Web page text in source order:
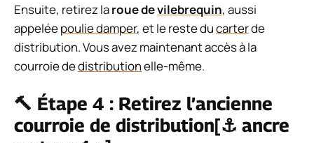
Ensuite, retirez laroue devilebrequin, aussi
appeléepoulie damper, et le reste ducarterde
distribution. Vous avez maintenant accès à la
courroie dedistributionelle-même.
🔨 Étape 4 : Retirez l’ancienne
courroie de distribution[⚓ ancre